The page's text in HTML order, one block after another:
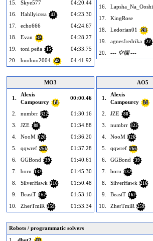
15.
Skye577
04:20.44
16.
Hahllyicssa 43
04:23.30
17.
echo666
04:24.67
18.
Evan 32
04:28.27
19.
toni peña 15
04:33.75
20.
huohuo2004 48 04:41.92
16.
Lapsha_Na_Ooshi
17.
KingRose
18.
Ledorian01 28
19.
agnesfredrika 22
20.
--- 空欄 ---
MO3
1.
Alexis
Campourcy
14
00:00.46
2. numbrr 322
01:30.16
3.
JZE 88
01:34.88
4.
NooM 326
01:36.20
5.
qqwref 266
01:37.28
6.
GGBond 39
01:40.61
7.
boru 132
01:45.30
8.
SilverHawk 216
01:50.48
9.
BeastT 162
01:53.10
10.
ZherTmiR 259 01:53.34
AO5
1.
Alexis
Campourcy
14
2. JZE 88
3.
numbrr 322
4.
NooM 326
5.
qqwref 266
6.
GGBond 39
7.
boru 132
8.
SilverHawk 216
9.
BeastT 162
10.
ZherTmiR 259
Robots / programmatic solvers